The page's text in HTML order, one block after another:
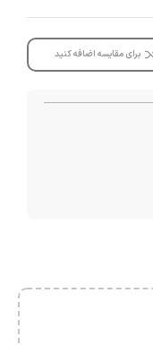
برای مقایسه اضافه کنید